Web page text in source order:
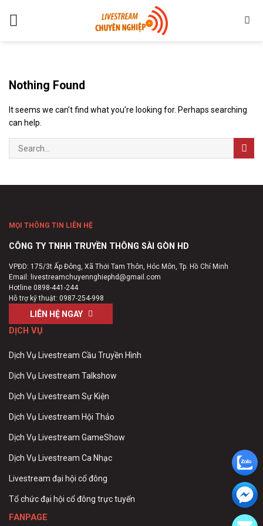
Nothing Found
It seems we can’t find what you’re looking for. Perhaps searching
can help.
MỌI THÔNG TIN LIÊN HỆ
CÔNG TY TNHH TRUYỀN THÔNG SÀI GÒN HD
VPĐD: 175/3t Ấp Đông, Xã Thới Tam Thôn, Hóc Môn, Tp. Hồ Chí Minh
Email: livestreamchuyennghiephd@gmail.com
Hotline 0898-441-244
Hỗ trợ kỹ thuật: 0987-254-998
LIÊN HỆ NGAY
DỊCH VỤ
Dịch Vụ Livestream Cầu Truyền Hình
Dịch Vụ Livestream Talkshow
Dịch Vụ Livestream Sự Kiện
Dịch Vụ Livestream Hội Thảo
Dịch Vụ Livestream GameShow
Dịch Vụ Livestream Ca Nhạc
Livestream đại hội cổ đông
Tổ chức đại hội cổ đông trực tuyến
FANPAGE